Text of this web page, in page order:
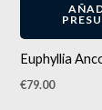
Euphyllia
€79.00